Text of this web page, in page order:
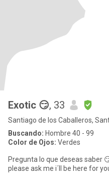
Exotic 😏, 33
Santiago de los Caballeros,
Buscando: Hombre 40 - 99
Color de Ojos: Verdes
Pregunta lo que deseas saber
please ask me i´ll be here for